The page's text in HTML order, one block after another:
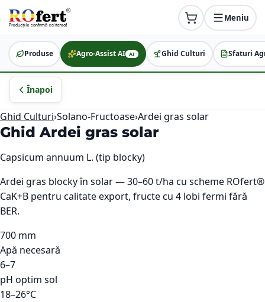
Meniu
Produse Agro-Assist AI AI Ghid Culturi Sfaturi
Înapoi
Ghid Culturi›Solano-Fructoase›Ardei gras solar
GhidArdei gras solar
Capsicum annuum L. (tip blocky)
Ardei gras blocky în solar — 30–60 t/ha cu scheme ROfert®
CaK+B pentru calitate export, fructe cu 4 lobi fermi fără
BER.
700 mm
Apă necesară
6–7
pH optim sol
18–26°C